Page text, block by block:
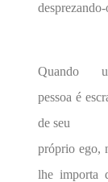
desprezando-
Quando
pessoa é
de seu
próprio ego,
lhe importa